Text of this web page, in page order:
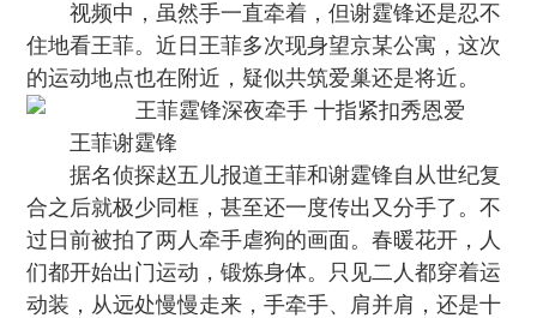
视频中，虽然手一直牵着，但谢霆锋还是忍不
住地看王菲。近日王菲多次现身望京某公寓，这次
的运动地点也在附近，疑似共筑爱巢还是将近。
王菲谢霆锋
据名侦探赵五儿报道王菲和谢霆锋自从世纪复
合之后就极少同框，甚至还一度传出又分手了。不
过日前被拍了两人牵手虐狗的画面。春暖花开，人
们都开始出门运动，锻炼身体。只见二人都穿着运
动装，从远处慢慢走来，手牵手、肩并肩，还是十